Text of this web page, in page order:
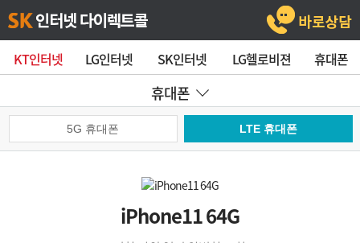
KT인터넷 LG인터넷 SK인터넷 LG헬로비젼 휴대폰
휴대폰
5G 휴대폰 LTE 휴대폰
iPhone11 64G